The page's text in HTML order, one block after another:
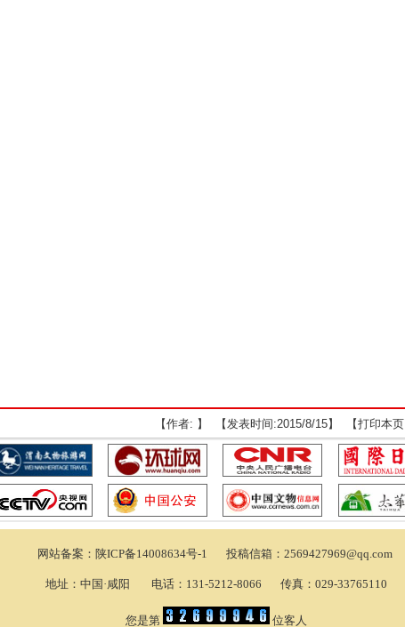
【作者: 】 【发表时间:2015/8/15】 【打印本页
网站备案： 陕ICP备14008634号-1 投稿信箱：2569427969@qq.com
地址：中国·咸阳 电话：131-5212-8066 传真：029-33765110
您是第 位客人